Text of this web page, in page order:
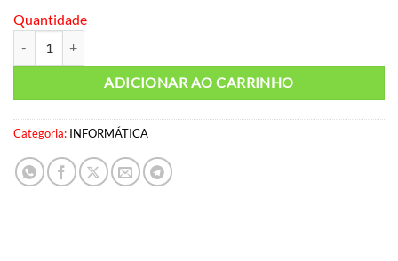
Quantidade
ADICIONAR AO CARRINHO
Categoria: INFORMÁTICA